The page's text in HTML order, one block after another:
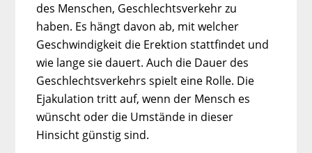
des Menschen, Geschlechtsverkehr zu
haben. Es hängt davon ab, mit welcher
Geschwindigkeit die Erektion stattfindet und
wie lange sie dauert. Auch die Dauer des
Geschlechtsverkehrs spielt eine Rolle. Die
Ejakulation tritt auf, wenn der Mensch es
wünscht oder die Umstände in dieser
Hinsicht günstig sind.